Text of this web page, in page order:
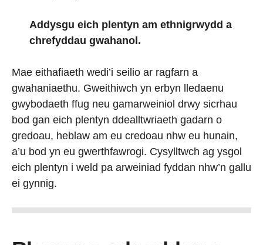
Addysgu eich plentyn am ethnigrwydd a
chrefyddau gwahanol.
Mae eithafiaeth wedi’i seilio ar ragfarn a
gwahaniaethu. Gweithiwch yn erbyn lledaenu
gwybodaeth ffug neu gamarweiniol drwy sicrhau
bod gan eich plentyn ddealltwriaeth gadarn o
gredoau, heblaw am eu credoau nhw eu hunain,
a’u bod yn eu gwerthfawrogi. Cysylltwch ag ysgol
eich plentyn i weld pa arweiniad fyddan nhw’n gallu
ei gynnig.